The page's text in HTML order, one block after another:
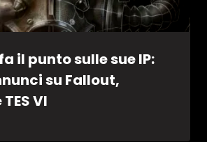
il punto sulle sue IP:
su Fallout,
VI